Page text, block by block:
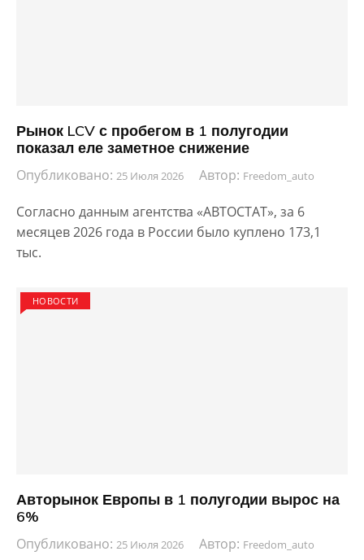
Рынок LCV с пробегом в 1 полугодии
показал еле заметное снижение
Опубликовано: 25 Июля 2026 Автор: Freedom_auto
Согласно данным агентства «АВТОСТАТ», за 6
месяцев 2026 года в России было куплено 173,1
тыс.
НОВОСТИ
Авторынок Европы в 1 полугодии вырос на
6%
Опубликовано: 25 Июля 2026 Автор: Freedom_auto